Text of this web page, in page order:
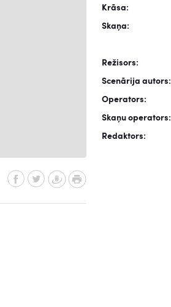
Krāsa:
Skaņa:
Režisors:
Scenārija autors:
Operators:
Skaņu operators:
Redaktors: